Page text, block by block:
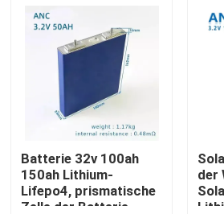
Nachrichten
Alle Fälle
Haushaltsbatteriespeicher
Batteriespeichersysteme für
Batterie 32v 100ah
150ah Lithium-
Lifepo4, prismatische
Zelle der Batterie-
der